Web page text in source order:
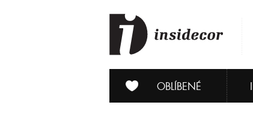
OBLÍBENÉ